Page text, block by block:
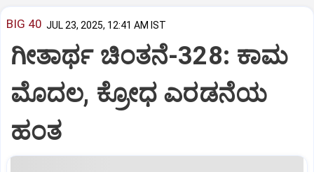
BIG 40 JUL 23, 2025, 12:41 AM IST
ಗೀತಾರ್ಥ ಚಿಂತನೆ-328: ಕಾಮ
ಮೊದಲ, ಕ್ರೋಧ ಎರಡನೆಯ
ಹಂತ